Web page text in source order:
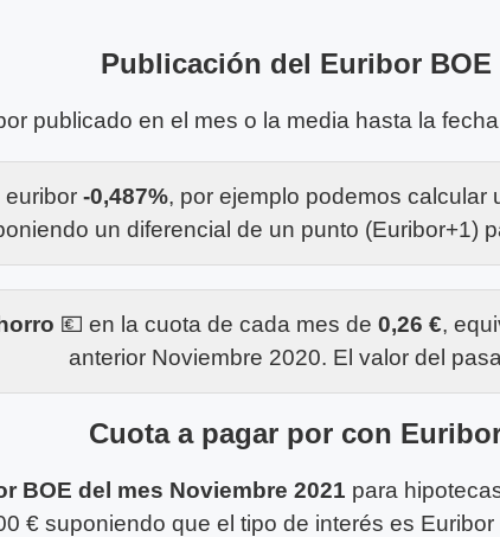
Publicación del Euribor BOE
publicado en el mes o la media hasta la
euribor -0,487%, por ejemplo podemos
un diferencial de un punto (Euribor+1)
💶 en la cuota de cada mes de 0,26 €,
anterior Noviembre 2020. El valor del
Cuota a pagar por con
BOE del mes Noviembre 2021 para
€ suponiendo que el tipo de interés es